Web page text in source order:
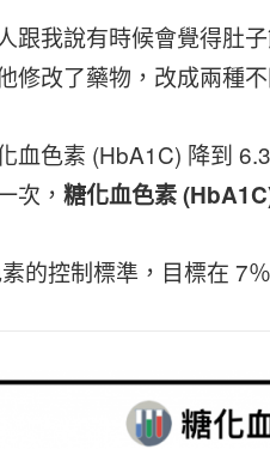
跟我說有時候會覺得肚
修改了藥物，改成兩種
血色素 (HbA1C) 降到
次，糖化血色素
的控制標準，目標在 7